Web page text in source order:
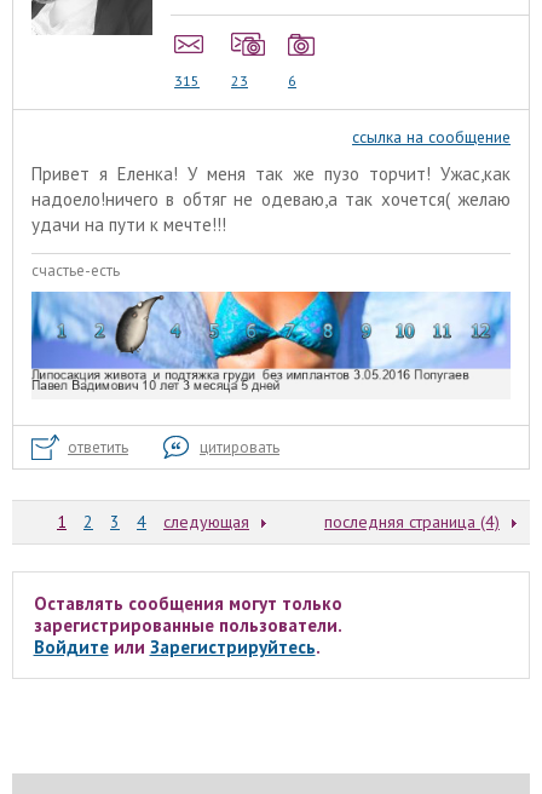
315 23 6
ссылка на сообщение
Привет я Еленка! У меня так же пузо торчит! Ужас,как
надоело!ничего в обтяг не одеваю,а так хочется( желаю
удачи на пути к мечте!!!
счастье-есть
ответить цитировать
1 2 3 4 следующая последняя страница (4)
Оставлять сообщения могут только
зарегистрированные пользователи.
Войдитеили Зарегистрируйтесь.